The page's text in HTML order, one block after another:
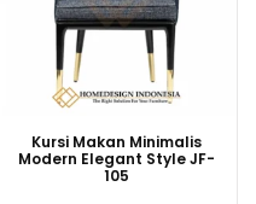
Kursi Makan Minimalis
Modern Elegant Style JF-
105